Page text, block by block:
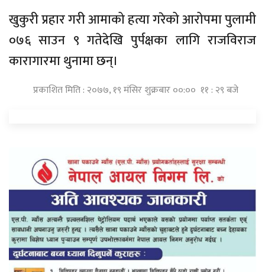
खुकुरी प्रहार गरी आमाको हत्या गरेको आरोपमा पुलामी
०७६ साउन ९ गतेदेखि पुर्पक्षका लागि राजविराज
कारागारमा थुनामा छन्।
प्रकाशित मिति : २०७७, १९ मंसिर शुक्रबार ००:०० ११ : २९ बजे